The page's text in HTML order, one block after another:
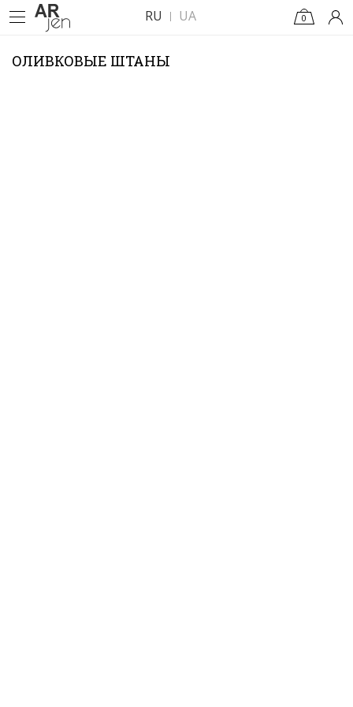
RU UA 0
ОЛИВКОВЫЕ ШТАНЫ